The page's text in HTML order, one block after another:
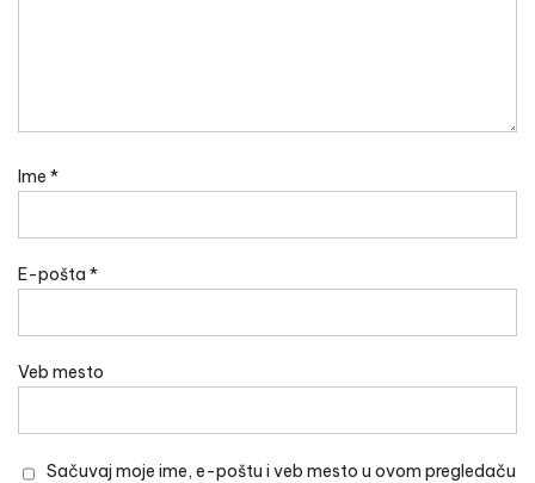
Ime *
E-pošta *
Veb mesto
Sačuvaj moje ime, e-poštu i veb mesto u ovom pregledaču